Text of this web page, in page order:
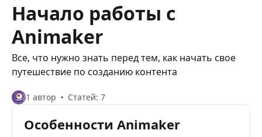
Начало работы с
Animaker
Все, что нужно знать перед тем, как начать свое
путешествие по созданию контента
1 автор Статей: 7
Особенности Animaker